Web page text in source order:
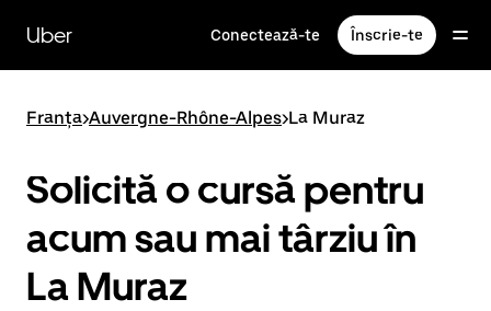
direct
conținutul
principal
Uber Conectează-te Înscrie-te
Franța>Auvergne-Rhône-Alpes>La Muraz
Solicită o cursă pentru
acum sau mai târziu în
La Muraz